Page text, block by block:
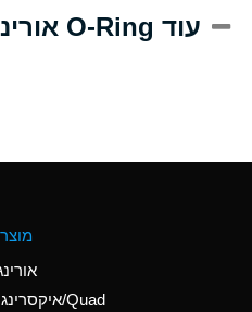
(Aqueous)
Aluminum Nitrate
(Aqueous)
עוד O-Ring אורינגים מאותו החומר
Quad/איקסרינגים (X-Rings)